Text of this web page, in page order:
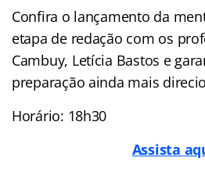
Confira o lançamento da
etapa de redação com os
Cambuy, Letícia Bastos e
preparação ainda mais
Horário: 18h30
Assista